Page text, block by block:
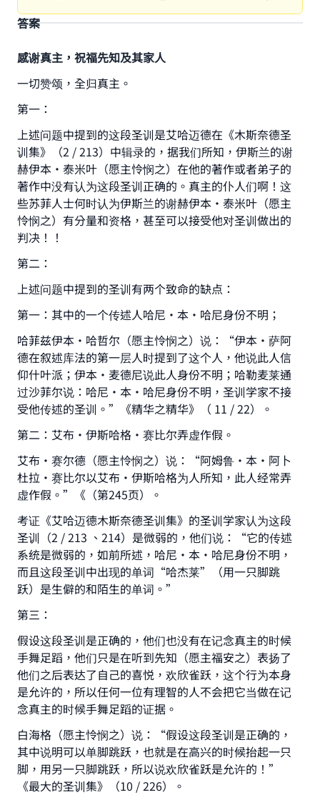
答案
感谢真主，祝福先知及其家人
一切赞颂，全归真主。
第一：
上述问题中提到的这段圣训是艾哈迈德在《木斯奈德圣
训集》（2 / 213）中辑录的，据我们所知，伊斯兰的谢
赫伊本·泰米叶（愿主怜悯之）在他的著作或者弟子的
著作中没有认为这段圣训正确的。真主的仆人们啊！这
些苏菲人士何时认为伊斯兰的谢赫伊本•泰米叶（愿主
怜悯之）有分量和资格，甚至可以接受他对圣训做出的
判决！！
第二：
上述问题中提到的圣训有两个致命的缺点：
第一：其中的一个传述人哈尼·本·哈尼身份不明；
哈菲兹伊本·哈哲尔（愿主怜悯之）说：“伊本·萨阿
德在叙述库法的第一层人时提到了这个人，他说此人信
仰什叶派；伊本·麦德尼说此人身份不明；哈勒麦莱通
过沙菲尔说：哈尼•本•哈尼身份不明，圣训学家不接
受他传述的圣训。”《精华之精华》（ 11 / 22）。
第二：艾布·伊斯哈格·赛比尔弄虚作假。
艾布•赛尔德（愿主怜悯之）说：“阿姆鲁•本•阿卜
杜拉·赛比尔以艾布•伊斯哈格为人所知，此人经常弄
虚作假。”《（第245页）。
考证《艾哈迈德木斯奈德圣训集》的圣训学家认为这段
圣训（2 / 213 、214）是微弱的，他们说：“它的传述
系统是微弱的，如前所述，哈尼•本•哈尼身份不明，
而且这段圣训中出现的单词“哈杰莱”（用一只脚跳
跃）是生僻的和陌生的单词。”
第三：
假设这段圣训是正确的，他们也没有在记念真主的时候
手舞足蹈，他们只是在听到先知（愿主福安之）表扬了
他们之后表达了自己的喜悦，欢欣雀跃，这个行为本身
是允许的，所以任何一位有理智的人不会把它当做在记
念真主的时候手舞足蹈的证据。
白海格（愿主怜悯之）说：“假设这段圣训是正确的，
其中说明可以单脚跳跃，也就是在高兴的时候抬起一只
脚，用另一只脚跳跃，所以说欢欣雀跃是允许的！”
《最大的圣训集》（10 / 226）。